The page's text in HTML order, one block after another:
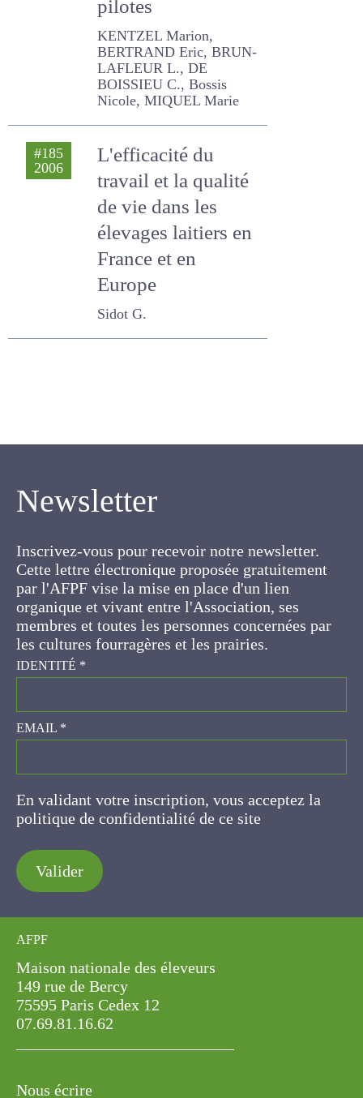
KENTZEL Marion,
BERTRAND Eric, BRUN-
LAFLEUR L., DE BOISSIEU C.,
Bossis Nicole, MIQUEL
Marie
#185
2006
L'efficacité du
travail et la qualité
de vie dans les
élevages laitiers en
France et en
Europe
Sidot G.
Cette lettre électronique proposée
gratuitement par l'AFPF vise la mise en place
d'un lien organique et vivant entre l'Association,
ses membres et toutes les personnes
concernées par les cultures fourragères et les
prairies.
IDENTITÉ*
EMAIL*
En validant votre inscription, vous acceptez la
politique de confidentialité de ce site
Valider
AFPF
Maison nationale des éleveurs
149 rue de Bercy
75595 Paris Cedex 12
07.69.81.16.62
Nous écrire